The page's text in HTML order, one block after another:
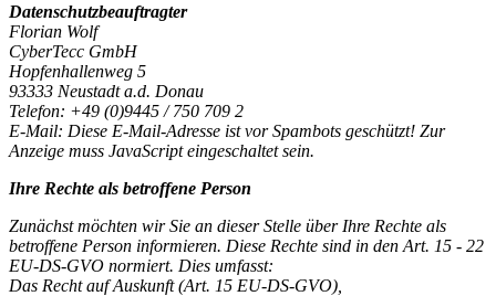
Datenschutzbeauftragter
Florian Wolf
CyberTecc GmbH
Hopfenhallenweg 5
93333 Neustadt a.d. Donau
Telefon: +49 (0)9445 / 750 709 2
E-Mail: Diese E-Mail-Adresse ist vor Spambots geschützt! Zur
Anzeige muss JavaScript eingeschaltet sein.
Ihre Rechte als betroffene Person
Zunächst möchten wir Sie an dieser Stelle über Ihre Rechte als
betroffene Person informieren. Diese Rechte sind in den Art. 15 - 22
EU-DS-GVO normiert. Dies umfasst:
Das Recht auf Auskunft (Art. 15 EU-DS-GVO),